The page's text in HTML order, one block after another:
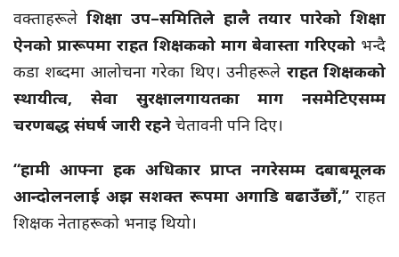
वक्ताहरूले शिक्षा उप–समितिले हालै तयार पारेको शिक्षा
ऐनको प्रारूपमा राहत शिक्षकको माग बेवास्ता गरिएको भन्दै
कडा शब्दमा आलोचना गरेका थिए। उनीहरूले राहत शिक्षकको
स्थायीत्व, सेवा सुरक्षालगायतका माग नसमेटिएसम्म
चरणबद्ध संघर्ष जारी रहने चेतावनी पनि दिए।
“हामी आफ्ना हक अधिकार प्राप्त नगरेसम्म दबाबमूलक
आन्दोलनलाई अझ सशक्त रूपमा अगाडि बढाउँछौं,”राहत
शिक्षक नेताहरूको भनाइ थियो।